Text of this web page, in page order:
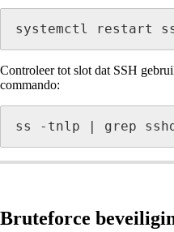
systemctl restart
Controleer tot slot dat SSH
commando:
ss -tnlp | grep
Bruteforce